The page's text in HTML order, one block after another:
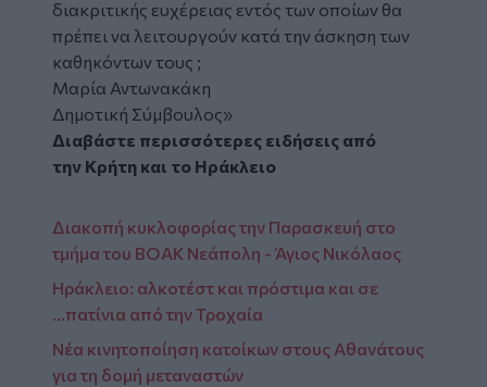
διακριτικής ευχέρειας εντός των οποίων θα
πρέπει να λειτουργούν κατά την άσκηση των
καθηκόντων τους ;
Μαρία Αντωνακάκη
Δημοτική Σύμβουλος»
Διαβάστε περισσότερες ειδήσεις από
την Κρήτη και το Ηράκλειο
Διακοπή κυκλοφορίας την Παρασκευή στο
τμήμα του ΒΟΑΚ Νεάπολη - Άγιος Νικόλαος
Ηράκλειο: αλκοτέστ και πρόστιμα και σε
...πατίνια από την Τροχαία
Νέα κινητοποίηση κατοίκων στους Αθανάτους
για τη δομή μεταναστών